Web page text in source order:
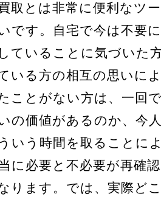
取とは非常に便利なツ
です。自宅で今は不要
ていることに気づいた
いる方の相互の思いに
ことがない方は、一回
の価値があるのか、今
いう時間を取ることに
に必要と不必要が再確
ります。では、実際ど